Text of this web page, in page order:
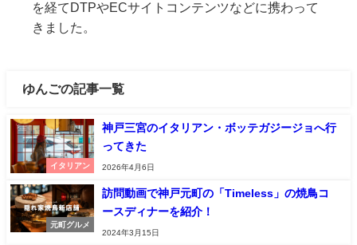
を経てDTPやECサイトコンテンツなどに携わって
きました。
ゆんごの記事一覧
イタリアン
神戸三宮のイタリアン・ボッテガジージョへ行
ってきた
2026年4月6日
元町グルメ
訪問動画で神戸元町の「Timeless」の焼鳥コ
ースディナーを紹介！
2024年3月15日